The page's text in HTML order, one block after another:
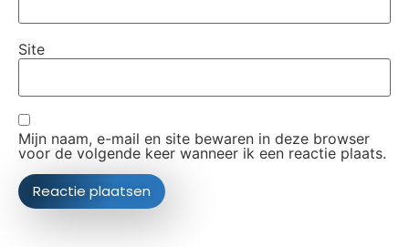
Site
Mijn naam, e-mail en site bewaren in deze browser
voor de volgende keer wanneer ik een reactie plaats.